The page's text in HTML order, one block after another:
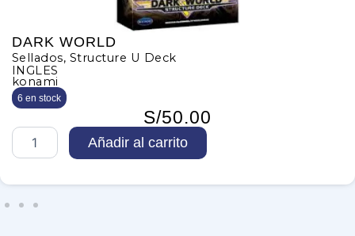
DARK WORLD
Sellados, Structure U Deck
INGLES
konami
6 en stock
S/50.00
D
Añadir al carrito